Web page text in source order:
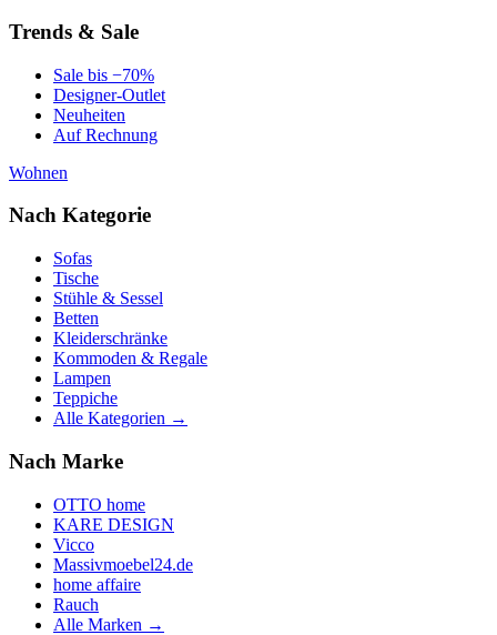
Trends & Sale
Sale bis −70%
Designer-Outlet
Neuheiten
Auf Rechnung
Wohnen
Nach Kategorie
Sofas
Tische
Stühle & Sessel
Betten
Kleiderschränke
Kommoden & Regale
Lampen
Teppiche
Alle Kategorien →
Nach Marke
OTTO home
KARE DESIGN
Vicco
Massivmoebel24.de
home affaire
Rauch
Alle Marken →